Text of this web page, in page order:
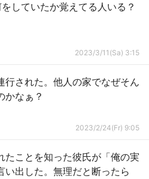
していたか覚えてる人いる？
2023/3/11(Sa) 3:15
行された。他人の家でなぜそん
かなぁ？
2023/2/24(Fr) 9:05
たことを知った彼氏が「俺の実
い出した。無理だと断ったら